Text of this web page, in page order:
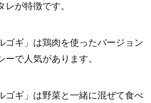
レが特徴です。
ゴギ」は鶏肉を使ったバージョン
ーで人気があります。
ゴギ」は野菜と一緒に混ぜて食べ